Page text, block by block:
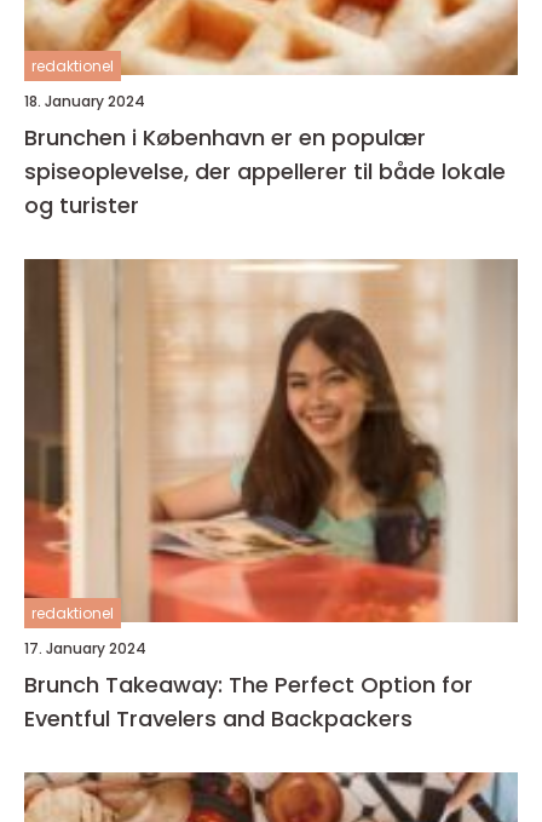
redaktionel
18. January 2024
Brunchen i København er en populær
spiseoplevelse, der appellerer til både lokale
og turister
redaktionel
17. January 2024
Brunch Takeaway: The Perfect Option for
Eventful Travelers and Backpackers